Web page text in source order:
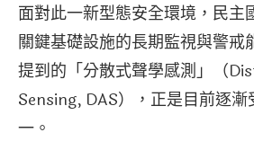
面對此一新型態安全環境，民主
關鍵基礎設施的長期監視與警戒
提到的「分散式聲學感測」（
Sensing, DAS），正是目前逐
一。